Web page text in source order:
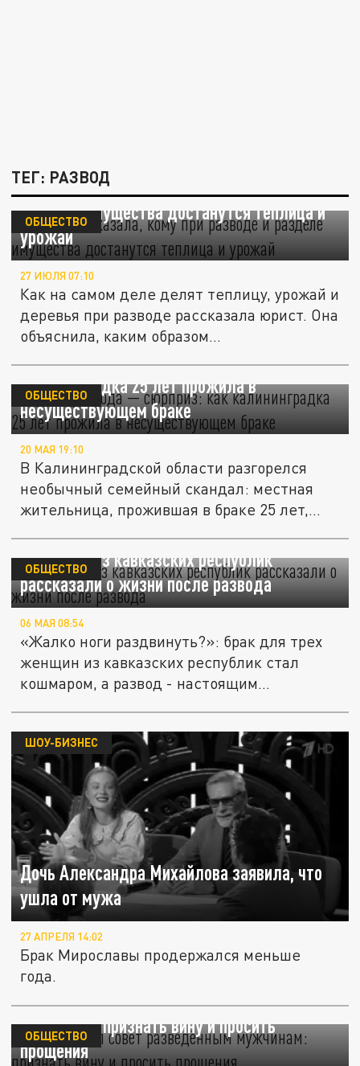
ТЕГ: РАЗВОД
Юрист рассказала, кому при разводе и
разделе имущества достанутся теплица и
урожай
ОБЩЕСТВО
27 ИЮЛЯ 07:10
Как на самом деле делят теплицу, урожай и
деревья при разводе рассказала юрист. Она
объяснила, каким образом...
Вместо развода — сюрприз: как
калининградка 25 лет прожила в
несуществующем браке
ОБЩЕСТВО
20 МАЯ 19:10
В Калининградской области разгорелся
необычный семейный скандал: местная
жительница, прожившая в браке 25 лет,...
Женщины из кавказских республик
рассказали о жизни после развода
ОБЩЕСТВО
06 МАЯ 08:54
«Жалко ноги раздвинуть?»: брак для трех
женщин из кавказских республик стал
кошмаром, а развод - настоящим...
Дочь Александра Михайлова заявила, что
ушла от мужа
ШОУ-БИЗНЕС
27 АПРЕЛЯ 14:02
Брак Мирославы продержался меньше
года.
Лебедев дал совет разведённым
мужчинам: признать вину и просить
прощения
ОБЩЕСТВО